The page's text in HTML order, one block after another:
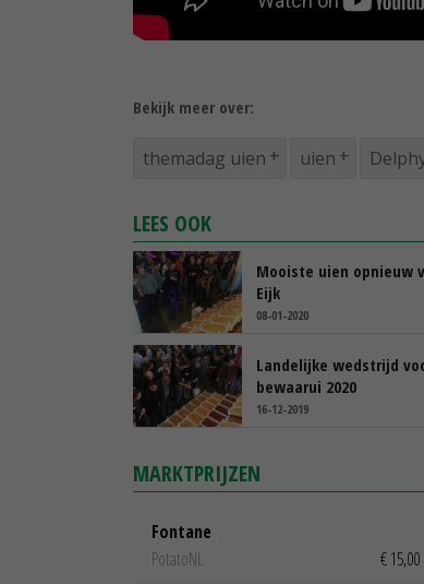
Bekijk meer over:
themadag uien uien
LEES OOK
Mooiste uien opnieuw
Eijk
08-01-2020
Landelijke wedstrijd
bewaarui 2020
16-12-2019
MARKTPRIJZEN
Fontane
PotatoNL
€ 15,00